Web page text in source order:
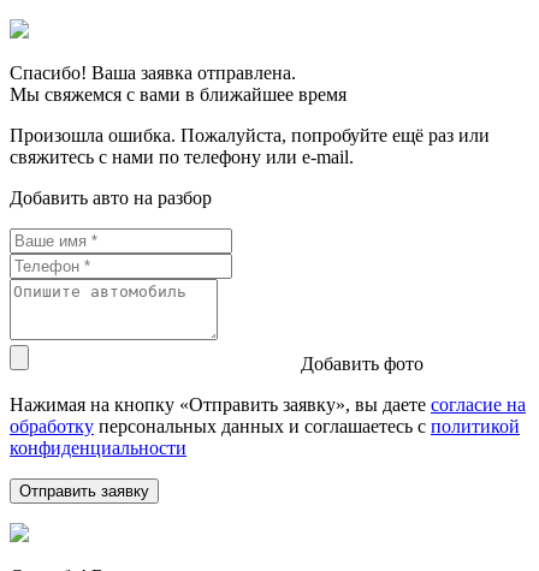
Спасибо! Ваша заявка отправлена.
Мы свяжемся с вами в ближайшее время
Произошла ошибка. Пожалуйста, попробуйте ещё раз или
свяжитесь с нами по телефону или e-mail.
Добавить авто на разбор
Добавить фото
Нажимая на кнопку «Отправить заявку», вы даете согласие на
обработку персональных данных и соглашаетесь c политикой
конфиденциальности